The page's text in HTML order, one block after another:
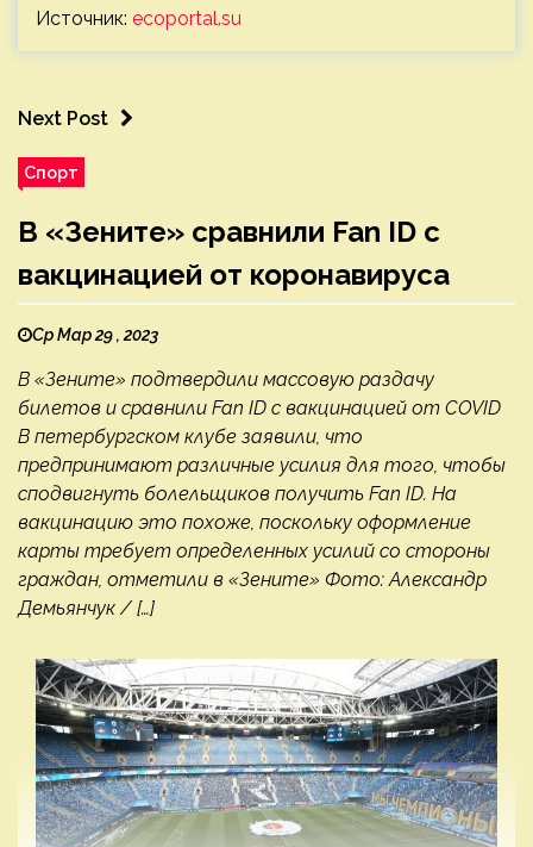
Источник: ecoportal.su
Next Post
Спорт
В «Зените» сравнили Fan ID с
вакцинацией от коронавируса
Ср Мар 29 , 2023
В «Зените» подтвердили массовую раздачу
билетов и сравнили Fan ID с вакцинацией от COVID
В петербургском клубе заявили, что
предпринимают различные усилия для того, чтобы
сподвигнуть болельщиков получить Fan ID. На
вакцинацию это похоже, поскольку оформление
карты требует определенных усилий со стороны
граждан, отметили в «Зените» Фото: Александр
Демьянчук / […]